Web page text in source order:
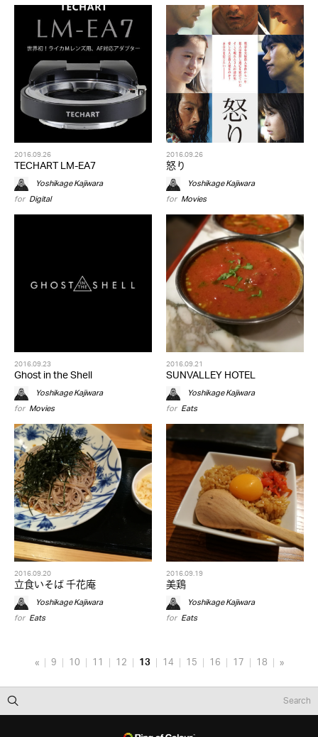
2016.09.26
TECHART LM-EA7
Yoshikage Kajiwara
for Digital
2016.09.26
怒り
Yoshikage Kajiwara
for Movies
2016.09.23
Ghost in the Shell
Yoshikage Kajiwara
for Movies
2016.09.21
SUNVALLEY HOTEL
Yoshikage Kajiwara
for Eats
2016.09.20
立食いそば 千花庵
Yoshikage Kajiwara
for Eats
2016.09.19
美鶏
Yoshikage Kajiwara
for Eats
« 9 10 11 12 13 14 15 16 17 18 »